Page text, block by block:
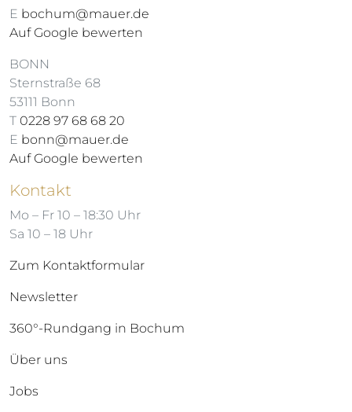
E bochum@mauer.de
Auf Google bewerten
BONN
Sternstraße 68
53111 Bonn
T 0228 97 68 68 20
E bonn@mauer.de
Auf Google bewerten
Kontakt
Mo – Fr 10 – 18:30 Uhr
Sa 10 – 18 Uhr
Zum Kontaktformular
Newsletter
360°-Rundgang in Bochum
Über uns
Jobs